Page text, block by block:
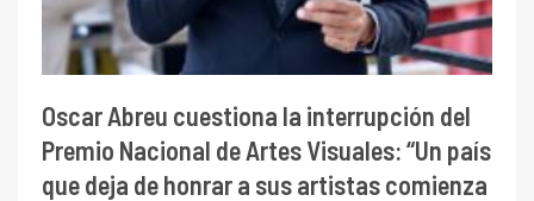
Oscar Abreu cuestiona la interrupción del
Premio Nacional de Artes Visuales: “Un país
que deja de honrar a sus artistas comienza